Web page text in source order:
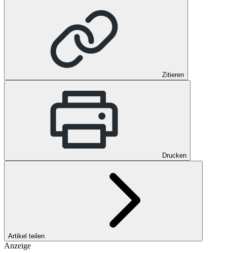
Zitieren
Drucken
Artikel teilen
Anzeige